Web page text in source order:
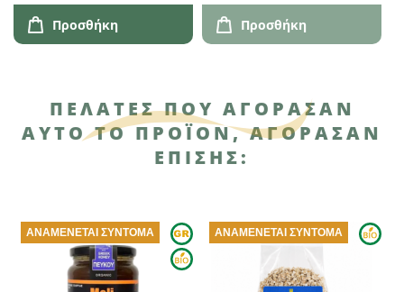
Προσθήκη Προσθήκη
ΠΕΛΆΤΕΣ ΠΟΥ ΑΓΌΡΑΣΑΝ
ΑΥΤΌ ΤΟ ΠΡΟΪΌΝ, ΑΓΌΡΑΣΑΝ
ΕΠΊΣΗΣ:
ΑΝΑΜΈΝΕΤΑΙ ΣΎΝΤΟΜΑ ΑΝΑΜΈΝΕΤΑΙ ΣΎΝΤΟΜΑ